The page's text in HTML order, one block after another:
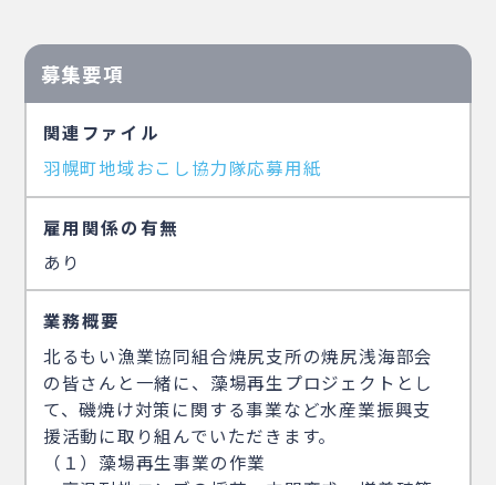
募集要項
関連ファイル
羽幌町地域おこし協力隊応募用紙
雇用関係の有無
あり
業務概要
北るもい漁業協同組合焼尻支所の焼尻浅海部会
の皆さんと一緒に、藻場再生プロジェクトとし
て、磯焼け対策に関する事業など水産業振興支
援活動に取り組んでいただきます。
（１）藻場再生事業の作業